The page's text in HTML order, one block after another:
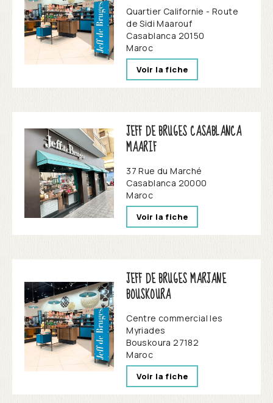
Quartier Californie - Route
de Sidi Maarouf
Casablanca 20150
Maroc
Voir la fiche
JEFF DE BRUGES CASABLANCA
MAARIF
37 Rue du Marché
Casablanca 20000
Maroc
Voir la fiche
JEFF DE BRUGES MARJANE
BOUSKOURA
Centre commercial les
Myriades
Bouskoura 27182
Maroc
Voir la fiche